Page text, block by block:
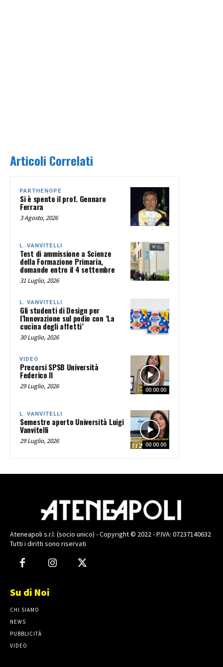
Articoli Correlati
PARTHENOPE
Si è spento il prof. Gennaro
Ferrara
3 Agosto, 2026
L. VANVITELLI
Test di ammissione a Scienze
della Formazione Primaria,
domande entro il 4 settembre
31 Luglio, 2026
L. VANVITELLI
Gli studenti di Design per
l’Innovazione sul podio con ‘La
cucina degli affetti’
30 Luglio, 2026
00:00:00
VIDEO
Precorsi SPSB Università
Federico II
29 Luglio, 2026
00:00:00
L. VANVITELLI
Semestre aperto Università Luigi
Vanvitelli
29 Luglio, 2026
Ateneapoli s.r.l. (socio unico) - Copyright © 2022 - P.IVA: 07237140632
Tutti i diritti sono riservati
Su di Noi
CHI SIAMO
NEWS
PUBBLICITÀ
VIDEO